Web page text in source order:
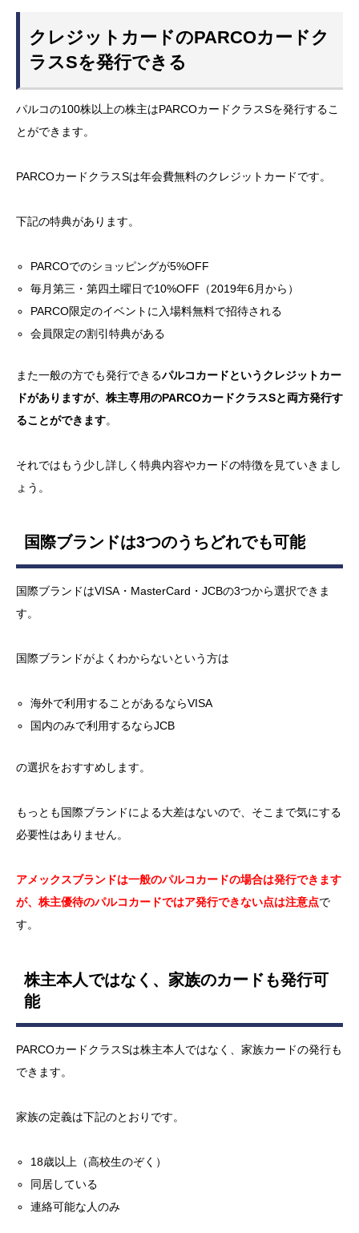
クレジットカードのPARCOカードク
ラスSを発行できる
パルコの100株以上の株主はPARCOカードクラスSを発行するこ
とができます。
PARCOカードクラスSは年会費無料のクレジットカードです。
下記の特典があります。
PARCOでのショッピングが5%OFF
毎月第三・第四土曜日で10%OFF（2019年6月から）
PARCO限定のイベントに入場料無料で招待される
会員限定の割引特典がある
また一般の方でも発行できるパルコカードというクレジットカー
ドがありますが、株主専用のPARCOカードクラスSと両方発行す
ることができます。
それではもう少し詳しく特典内容やカードの特徴を見ていきまし
ょう。
国際ブランドは3つのうちどれでも可能
国際ブランドはVISA・MasterCard・JCBの3つから選択できま
す。
国際ブランドがよくわからないという方は
海外で利用することがあるならVISA
国内のみで利用するならJCB
の選択をおすすめします。
もっとも国際ブランドによる大差はないので、そこまで気にする
必要性はありません。
アメックスブランドは一般のパルコカードの場合は発行できます
が、株主優待のパルコカードではア発行できない点は注意点で
す。
株主本人ではなく、家族のカードも発行可
能
PARCOカードクラスSは株主本人ではなく、家族カードの発行も
できます。
家族の定義は下記のとおりです。
18歳以上（高校生のぞく）
同居している
連絡可能な人のみ